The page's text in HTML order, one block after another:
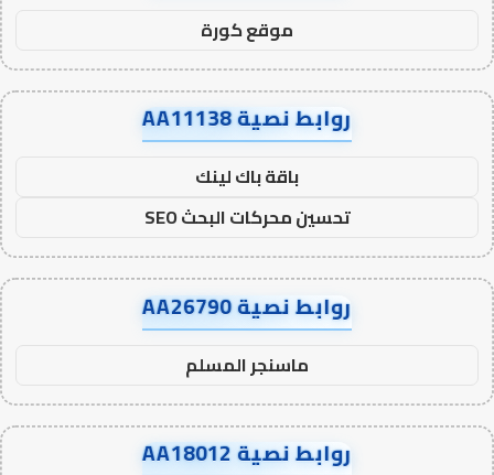
موقع كورة
روابط نصية AA11138
باقة باك لينك
تحسين محركات البحث SEO
روابط نصية AA26790
ماسنجر المسلم
روابط نصية AA18012